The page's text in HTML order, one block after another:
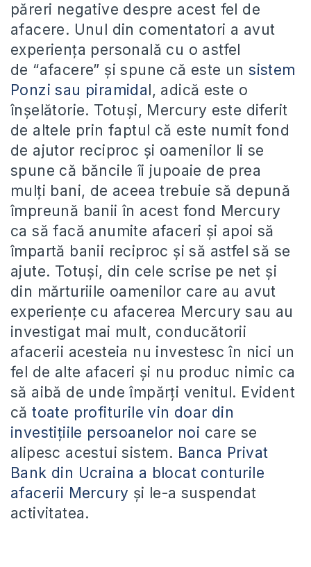
păreri negative despre acest fel de
afacere. Unul din comentatori a avut
experiența personală cu o astfel
de “afacere” și spune că este unsistem
Ponzi sau piramidal, adică este o
înșelătorie. Totuși, Mercury este diferit
de altele prin faptul că este numit fond
de ajutor reciproc și oamenilor li se
spune că băncile îi jupoaie de prea
mulți bani, de aceea trebuie să depună
împreună banii în acest fond Mercury
ca să facă anumite afaceri și apoi să
împartă banii reciproc și să astfel să se
ajute. Totuși, din cele scrise pe net și
din mărturiile oamenilor care au avut
experiențe cu afacerea Mercury sau au
investigat mai mult, conducătorii
afacerii acesteia nu investesc în nici un
fel de alte afaceri și nu produc nimic ca
să aibă de unde împărți venitul. Evident
cătoate profiturile vin doar din
investițiile persoanelor noi care se
alipesc acestui sistem. Banca Privat
Bank din Ucraina a blocat conturile
afacerii Mercury și le-a suspendat
activitatea.